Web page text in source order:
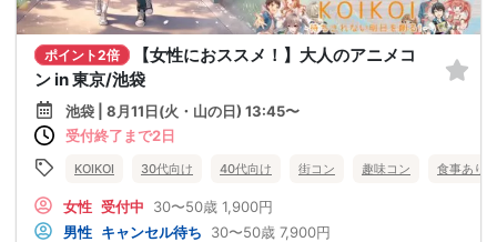
ポイント2倍
【女性におススメ！】大人のアニメコ
ン in 東京/池袋
池袋 | 8月11日(火・山の日) 13:45〜
受付終了まで2日
KOIKOI 30代向け 40代向け 街コン 趣味コン 食事あり
女性 受付中 30〜50歳 1,900円
男性 キャンセル待ち 30〜50歳 7,900円